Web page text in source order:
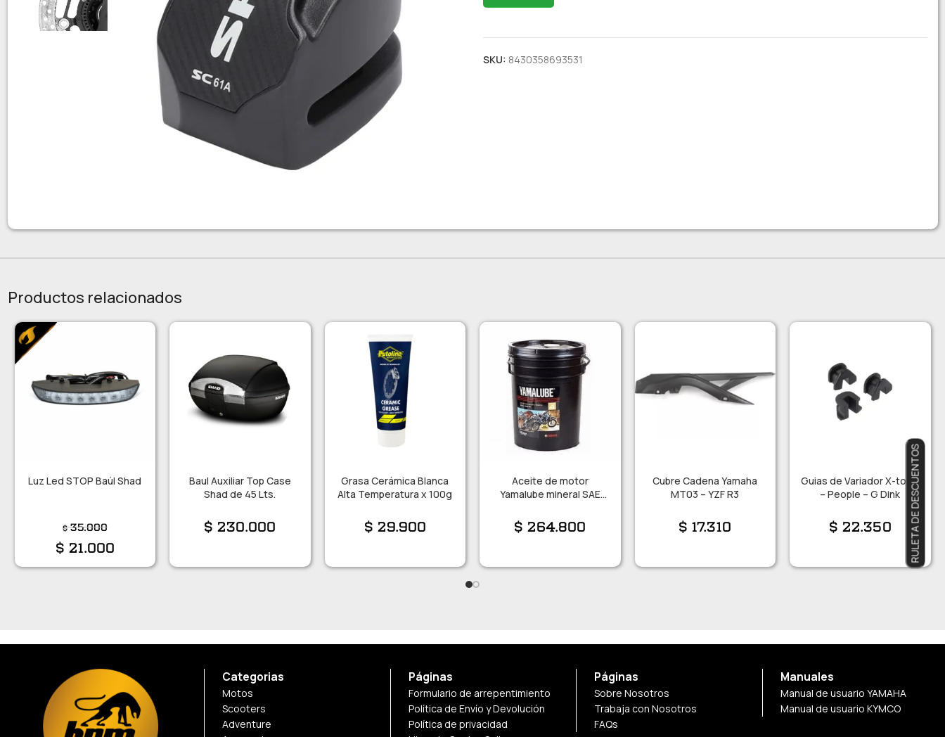
SKU: 8430358693531
Productos relacionados
Luz Led STOP Baúl Shad
$35.000
$ 21.000
Baul Auxiliar Top Case
Shad de 45 Lts.
$ 230.000
Grasa Cerámica Blanca
Alta Temperatura x 100g
$ 29.900
Aceite de motor
Yamalube mineral SAE
$ 264.800
Cubre Cadena Yamaha
MT03 – YZF R3
$ 17.310
Guias de Variador X-town
– People – G Dink
$ 22.350
Categorias
Motos
Scooters
Adventure
Páginas
Formulario de arrepentimiento
Política de Envío y Devolución
Política de privacidad
Páginas
Sobre Nosotros
Trabaja con Nosotros
FAQs
Manuales
Manual de usuario YAMAHA
Manual de usuario KYMCO
RULETA DE DESCUENTOS